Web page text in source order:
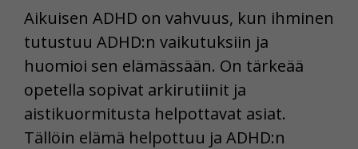
Aikuisen ADHD on vahvuus, kun ihminen
tutustuu ADHD:n vaikutuksiin ja
huomioi sen elämässään. On tärkeää
opetella sopivat arkirutiinit ja
aistikuormitusta helpottavat asiat.
Tällöin elämä helpottuu ja ADHD:n